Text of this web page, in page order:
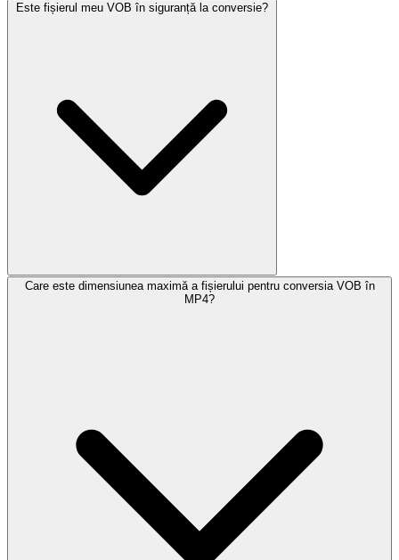
Este fișierul meu VOB în siguranță la conversie?
Care este dimensiunea maximă a fișierului pentru conversia VOB în
MP4?